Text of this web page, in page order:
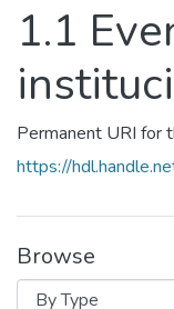
Projects
People
1.1
Permanent URI for
https://
Browse